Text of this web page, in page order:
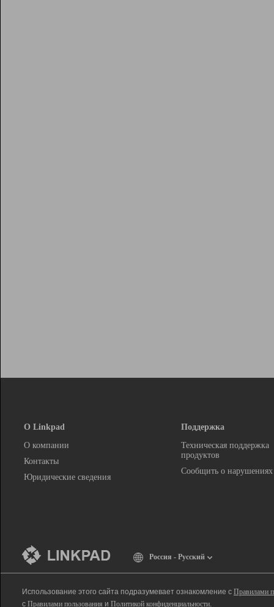
О Linkpad
О компании
Контакты
Юридические сведения
Поддержка
Техническая поддержка
продуктов
Сообщить о нарушениях
Россия - Русский
Использование этого сайта подразумевает ознакомление с Правилами
с Правилами пользования и Политикой конфиденциальности.